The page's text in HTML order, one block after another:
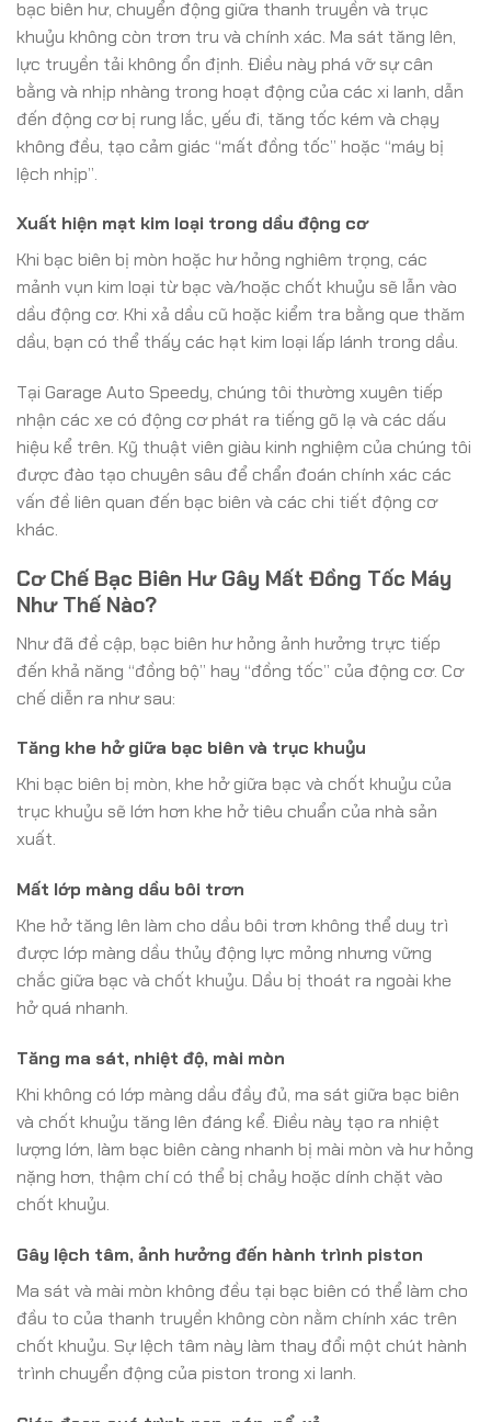
bạc biên hư, chuyển động giữa thanh truyền và trục
khuỷu không còn trơn tru và chính xác. Ma sát tăng lên,
lực truyền tải không ổn định. Điều này phá vỡ sự cân
bằng và nhịp nhàng trong hoạt động của các xi lanh, dẫn
đến động cơ bị rung lắc, yếu đi, tăng tốc kém và chạy
không đều, tạo cảm giác “mất đồng tốc” hoặc “máy bị
lệch nhịp”.
Xuất hiện mạt kim loại trong dầu động cơ
Khi bạc biên bị mòn hoặc hư hỏng nghiêm trọng, các
mảnh vụn kim loại từ bạc và/hoặc chốt khuỷu sẽ lẫn vào
dầu động cơ. Khi xả dầu cũ hoặc kiểm tra bằng que thăm
dầu, bạn có thể thấy các hạt kim loại lấp lánh trong dầu.
Tại Garage Auto Speedy, chúng tôi thường xuyên tiếp
nhận các xe có động cơ phát ra tiếng gõ lạ và các dấu
hiệu kể trên. Kỹ thuật viên giàu kinh nghiệm của chúng tôi
được đào tạo chuyên sâu để chẩn đoán chính xác các
vấn đề liên quan đến bạc biên và các chi tiết động cơ
khác.
Cơ Chế Bạc Biên Hư Gây Mất Đồng Tốc Máy
Như Thế Nào?
Như đã đề cập, bạc biên hư hỏng ảnh hưởng trực tiếp
đến khả năng “đồng bộ” hay “đồng tốc” của động cơ. Cơ
chế diễn ra như sau:
Tăng khe hở giữa bạc biên và trục khuỷu
Khi bạc biên bị mòn, khe hở giữa bạc và chốt khuỷu của
trục khuỷu sẽ lớn hơn khe hở tiêu chuẩn của nhà sản
xuất.
Mất lớp màng dầu bôi trơn
Khe hở tăng lên làm cho dầu bôi trơn không thể duy trì
được lớp màng dầu thủy động lực mỏng nhưng vững
chắc giữa bạc và chốt khuỷu. Dầu bị thoát ra ngoài khe
hở quá nhanh.
Tăng ma sát, nhiệt độ, mài mòn
Khi không có lớp màng dầu đầy đủ, ma sát giữa bạc biên
và chốt khuỷu tăng lên đáng kể. Điều này tạo ra nhiệt
lượng lớn, làm bạc biên càng nhanh bị mài mòn và hư hỏng
nặng hơn, thậm chí có thể bị chảy hoặc dính chặt vào
chốt khuỷu.
Gây lệch tâm, ảnh hưởng đến hành trình piston
Ma sát và mài mòn không đều tại bạc biên có thể làm cho
đầu to của thanh truyền không còn nằm chính xác trên
chốt khuỷu. Sự lệch tâm này làm thay đổi một chút hành
trình chuyển động của piston trong xi lanh.